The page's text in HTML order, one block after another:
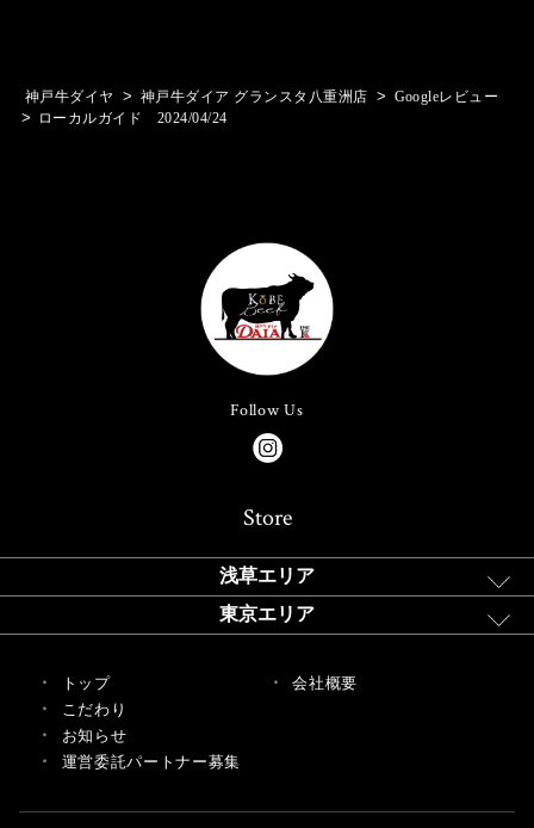
神戸牛ダイヤ > 神戸牛ダイア グランスタ八重洲店 > Googleレビュー
> ローカルガイド 2024/04/24
Follow Us
Store
浅草エリア
東京エリア
トップ
こだわり
お知らせ
運営委託パートナー募集
会社概要